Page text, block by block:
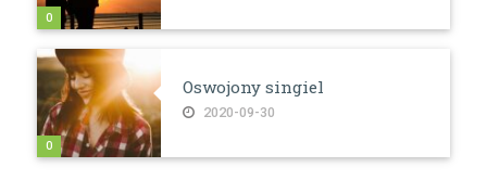
0
Oswojony singiel
2020-09-30
0